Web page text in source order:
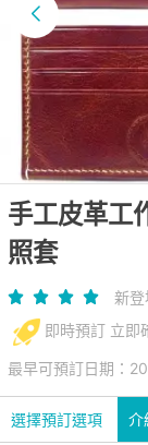
手工皮革工
照套
新登
即時預訂 立即
最早可預訂日期：
選擇預訂選項 介